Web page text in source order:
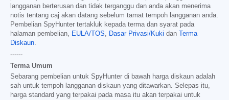
langganan berterusan dan tidak terganggu dan anda akan menerima
notis tentang caj akan datang sebelum tamat tempoh langganan anda.
Pembelian SpyHunter tertakluk kepada terma dan syarat pada
halaman pembelian, EULA/TOS, Dasar Privasi/Kuki dan
Terma
Diskaun.
------
Terma Umum
Sebarang pembelian untuk SpyHunter di bawah harga diskaun adalah
sah untuk tempoh langganan diskaun yang ditawarkan. Selepas itu,
harga standard yang terpakai pada masa itu akan terpakai untuk